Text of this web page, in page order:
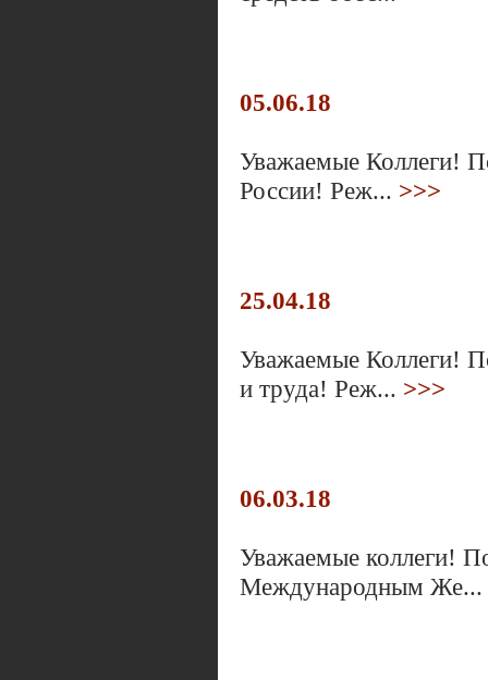
05.06.18
Уважаемые Коллеги!
России! Реж... >>>
25.04.18
Уважаемые Коллеги!
и труда! Реж... >>>
06.03.18
Уважаемые коллеги!
Международным Же...